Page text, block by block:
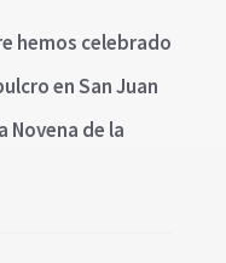
hemos celebrado
en San Juan
Novena de la